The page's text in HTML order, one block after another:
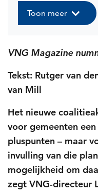
Toon meer
VNG Magazine
Tekst: Rutger van
van Mill
Het nieuwe
voor gemeenten
pluspunten – maar
invulling van die
mogelijkheid om
zegt VNG-directeur